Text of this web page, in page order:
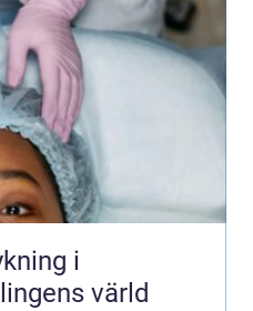
i
värld